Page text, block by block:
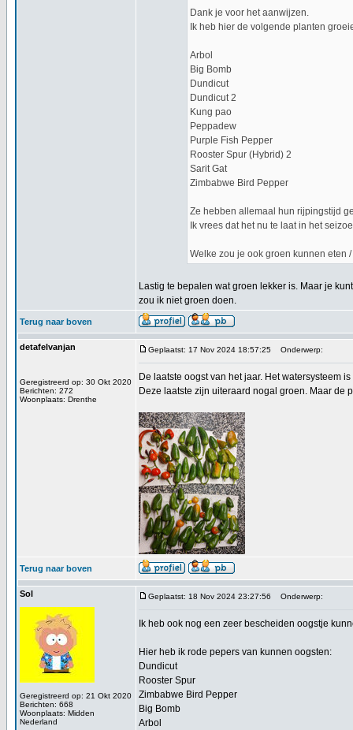
Dank je voor het aanwijzen.
Ik heb hier de volgende planten
Arbol
Big Bomb
Dundicut
Dundicut 2
Kung pao
Peppadew
Purple Fish Pepper
Rooster Spur (Hybrid) 2
Sarit Gat
Zimbabwe Bird Pepper
Ze hebben allemaal hun rijpingstijd
Ik vrees dat het nu te laat in het
Welke zou je ook groen kunnen eten
Lastig te bepalen wat groen lekker is. Maar je
zou ik niet groen doen.
Terug naar boven
detafelvanjan
Geregistreerd op: 30 Okt 2020
Berichten: 272
Woonplaats: Drenthe
Geplaatst: 17 Nov 2024 18:57:25 Onderwerp:
De laatste oogst van het jaar. Het watersysteem
Deze laatste zijn uiteraard nogal groen. Maar de
Terug naar boven
Sol
Geregistreerd op: 21 Okt 2020
Berichten: 668
Woonplaats: Midden
Nederland
Geplaatst: 18 Nov 2024 23:27:56 Onderwerp:
Ik heb ook nog een zeer bescheiden oogstje
Hier heb ik rode pepers van kunnen oogsten:
Dundicut
Rooster Spur
Zimbabwe Bird Pepper
Big Bomb
Arbol